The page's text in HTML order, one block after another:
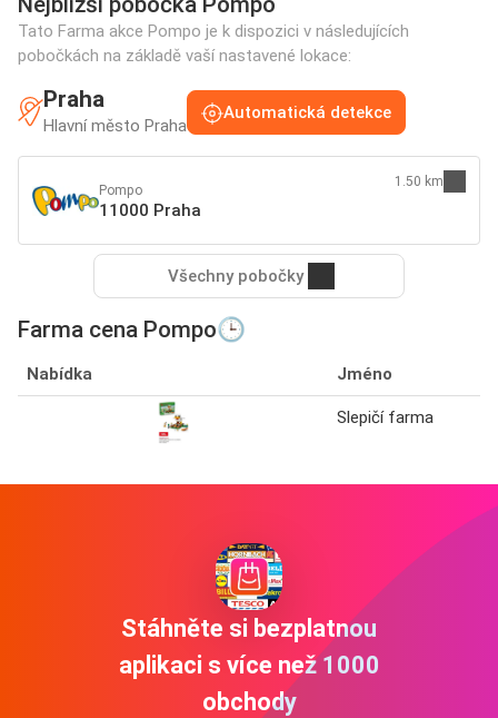
Tato Farma akce Pompo je k dispozici v následujících
pobočkách na základě vaší nastavené lokace:
Praha
Hlavní město Praha
Automatická detekce
Pompo
11000 Praha
1.50 km
Všechny pobočky
Farma cena Pompo🕒
Nabídka Jméno
Slepičí farma
Stáhněte si bezplatnou
aplikaci s více než 1000
obchody